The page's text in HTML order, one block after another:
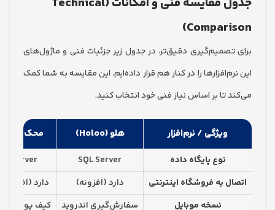
دقیق‌تر، در جدول زیر جزئیات فنی و ماژول‌های
را در کنار هم قرار داده‌ایم. این مقایسه به شما کمک
تا بر اساس نیاز فنی خود انتخاب کنید.
ویژگی / نرم‌افزار محک (Mahak)
نوع پایگاه داده SQL Server
SQL Server
به فروشگاه اینترنتی
دارد (افزونه) دارد (افزونه بازارا)
نسخه موبایل
سفارش‌گیری اندروید کیف پول و مدیریت